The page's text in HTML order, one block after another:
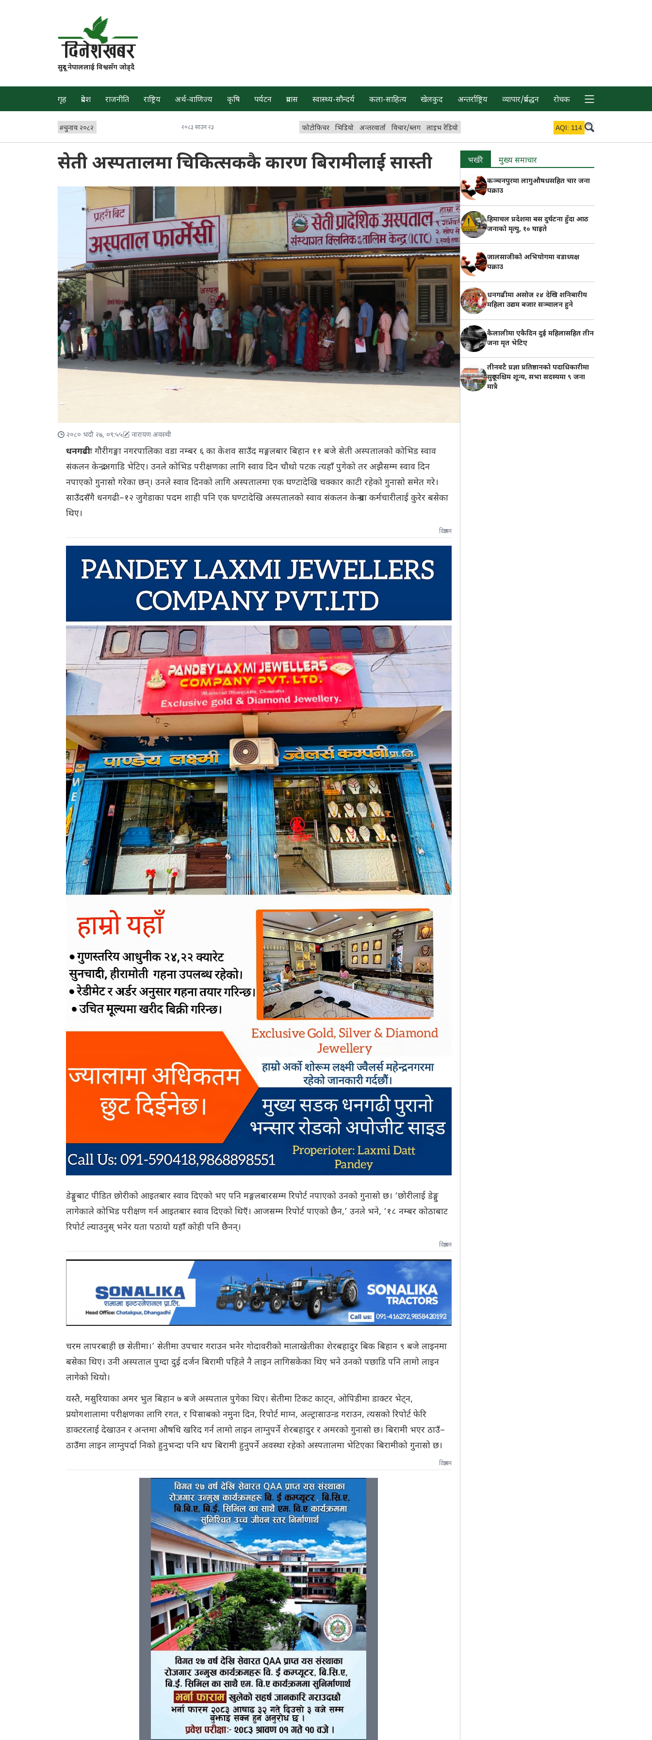
सुदूर नेपाललाई विश्वसँग जोड्दै
गृह प्रदेश राजनीति राष्ट्रिय अर्थ-वाणिज्य कृषि पर्यटन प्रवास स्वास्थ्य-सौन्दर्य कला-साहित्य खेलकुद अन्तर्राष्ट्रिय व्यापार/प्रर्वद्धन रोचक
#चुनाव २०८२ २०८३ साउन २३ फोटोफिचर भिडियो अन्तरवार्ता विचार/ब्लग लाइभ रेडियो AQI: 114
सेती अस्पतालमा चिकित्सककै कारण बिरामीलाई सास्ती
२०८० भदौ २७, ०९:५५ नारायण अवस्थी
धनगढीःगौरीगङ्गा नगरपालिका वडा नम्बर ६ का केशव साउँद मङ्गलबार बिहान ११ बजे सेती अस्पतालको कोभिड स्वाव
संकलन केन्द्र अगाडि भेटिए। उनले कोभिड परीक्षणका लागि स्वाव दिन चौथो पटक त्यहाँ पुगेको तर अझैसम्म स्वाव दिन
नपाएको गुनासो गरेका छन्। उनले स्वाव दिनको लागि अस्पतालमा एक घण्टादेखि चक्कार काटी रहेको गुनासो समेत गरे।
साउँदसँगै धनगढी–१२ जुगेडाका पदम शाही पनि एक घण्टादेखि अस्पतालको स्वाव संकलन केन्द्रमा कर्मचारीलाई कुरेर बसेका
थिए।
विज्ञापन
डेङ्गुबाट पीडित छोरीको आइतबार स्वाव दिएको भए पनि मङ्गलबारसम्म रिपोर्ट नपाएको उनको गुनासो छ। ‘छोरीलाई डेङ्गु
लागेकाले कोभिड परीक्षण गर्न आइतबार स्वाव दिएको थिएँ। आजसम्म रिपोर्ट पाएको छैन,’ उनले भने, ‘१८ नम्बर कोठाबाट
रिपोर्ट ल्याउनुस् भनेर यता पठायो यहाँ कोही पनि छैनन्।
विज्ञापन
चरम लापरबाही छ सेतीमा।’ सेतीमा उपचार गराउन भनेर गोदावरीको मालाखेतीका शेरबहादुर बिक बिहान ९ बजे लाइनमा
बसेका थिए। उनी अस्पताल पुग्दा दुई दर्जन बिरामी पहिले नै लाइन लागिसकेका थिए भने उनको पछाडि पनि लामो लाइन
लागेको थियो।
यस्तै, मसुरियाका अमर भुल बिहान ७ बजे अस्पताल पुगेका थिए। सेतीमा टिकट काट्न, ओपिडीमा डाक्टर भेट्न,
प्रयोगशालामा परीक्षणका लागि रगत, र पिसाबको नमुना दिन, रिपोर्ट माग्न, अल्ट्रासाउन्ड गराउन, त्यसको रिपोर्ट फेरि
डाक्टरलाई देखाउन र अन्तमा औषधि खरिद गर्न लामो लाइन लाग्नुपर्ने शेरबहादुर र अमरको गुनासो छ। बिरामी भएर ठाउँ–
ठाउँमा लाइन लाग्नुपर्दा निको हुनुभन्दा पनि थप बिरामी हुनुपर्ने अवस्था रहेको अस्पतालमा भेटिएका बिरामीको गुनासो छ।
विज्ञापन
भर्खरै मुख्य समाचार
कञ्चनपुरमा लागुऔषधसहित चार जना
पक्राउ
हिमाचल प्रदेशमा बस दुर्घटना हुँदा आठ
जनाको मृत्यु, १० घाइते
जालसाजीको अभियोगमा वडाध्यक्ष
पक्राउ
धनगढीमा असोज २४ देखि शनिबारीय
महिला उद्यम बजार सञ्चालन हुने
कैलालीमा एकैदिन दुई महिलासहित तीन
जना मृत भेटिए
तीनवटै प्रज्ञा प्रतिष्ठानको पदाधिकारीमा
सुदूरपश्चिम शून्य, सभा सदस्यमा ९ जना
मात्रै